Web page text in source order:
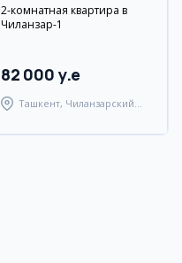
2-комнатная квартира в
Чиланзар-1
82 000 y.e
Ташкент, Чиланзарский